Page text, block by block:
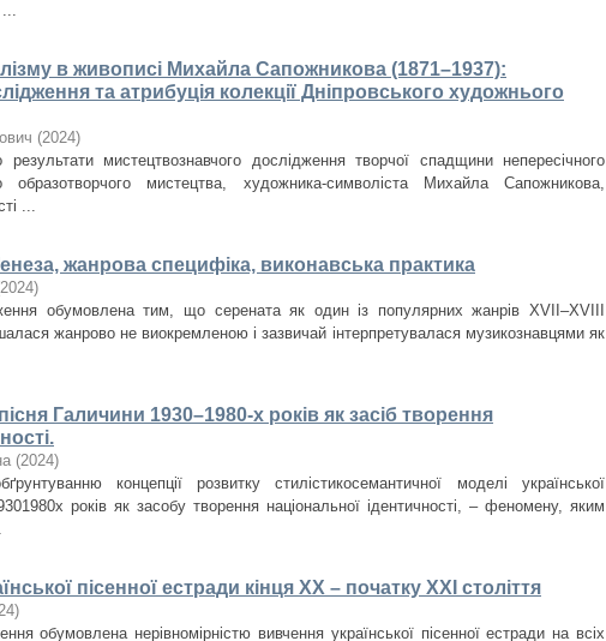
...
в живописі Михайла Сапожникова (1871–1937):
та атрибуція колекції Дніпровського художнього
(2024)
результати мистецтвознавчого дослідження творчої спадщини непересічного
образотворчого мистецтва, художника-символіста Михайла Сапожникова,
...
жанрова специфіка, виконавська практика
2024)
обумовлена тим, що серената як один із популярних жанрів XVII–XVIII
жанрово не виокремленою і зазвичай інтерпретувалася музикознавцями як
Галичини 1930–1980-­х років як засіб творення
(2024)
концепції розвитку стилістикосемантичної моделі української
років як засобу творення національної ідентичності, – феномену, яким
пісенної естради кінця ХХ – початку ХХІ століття
)
обумовлена нерівномірністю вивчення української пісенної естради на всіх